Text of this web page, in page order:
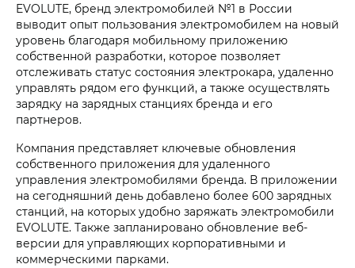
EVOLUTE, бренд электромобилей №1 в России
выводит опыт пользования электромобилем на новый
уровень благодаря мобильному приложению
собственной разработки, которое позволяет
отслеживать статус состояния электрокара, удаленно
управлять рядом его функций, а также осуществлять
зарядку на зарядных станциях бренда и его
партнеров.
Компания представляет ключевые обновления
собственного приложения для удаленного
управления электромобилями бренда. В приложении
на сегодняшний день добавлено более 600 зарядных
станций, на которых удобно заряжать электромобили
EVOLUTE. Также запланировано обновление веб-
версии для управляющих корпоративными и
коммерческими парками.